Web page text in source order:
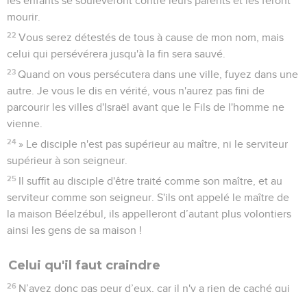
mourir.
22 Vous serez détestés de tous à cause de mon nom, mais
celui qui persévérera jusqu'à la fin sera sauvé.
23 Quand on vous persécutera dans une ville, fuyez dans une
autre. Je vous le dis en vérité, vous n'aurez pas fini de
parcourir les villes d'Israël avant que le Fils de l'homme ne
vienne.
24 » Le disciple n'est pas supérieur au maître, ni le serviteur
supérieur à son seigneur.
25 Il suffit au disciple d'être traité comme son maître, et au
serviteur comme son seigneur. S'ils ont appelé le maître de
la maison Béelzébul, ils appelleront d’autant plus volontiers
ainsi les gens de sa maison !
Celui qu'il faut craindre
26 N’ayez donc pas peur d’eux, car il n'y a rien de caché qui